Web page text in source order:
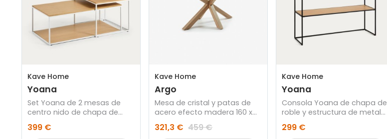
Kave Home
Yoana
Set Yoana de 2 mesas de
centro nido de chapa de
blanco
399 €
Kave Home
Argo
Mesa de cristal y patas de
acero efecto madera 160 x
321,3 € 459 €
Kave Home
Yoana
Consola Yoana de chapa de
roble y estructura de metal
299 €